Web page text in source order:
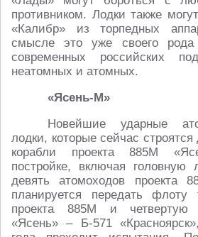
противником. Лодки также
«Калибр» из торпедных
смысле это уже своего рода
современных российских
неатомных и атомных.
«Ясень-М»
Новейшие ударные
лодки, которые сейчас
корабли проекта 885М
постройке, включая головную
девять атомоходов проекта
планируется передать флоту
проекта 885М и четвертую
«Ясень» – Б-571